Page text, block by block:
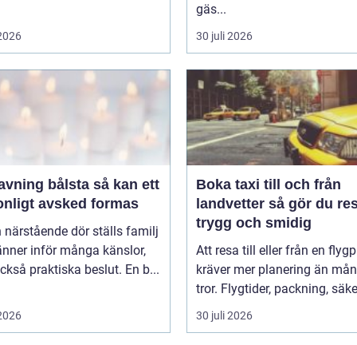
gäs...
30 juli 2026
bålsta så kan ett
avsked formas
närstående dör ställs familj
inför många känslor,
praktiska beslut. En b...
Boka taxi till och från
landvetter så gör du resan
trygg och smidig
Att resa till eller från en
kräver mer planering än
tror. Flygtider, packning,
30 juli 2026